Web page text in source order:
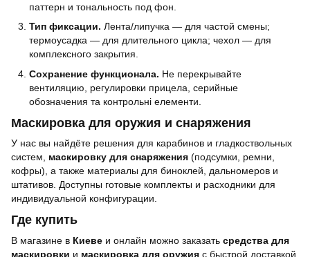
паттерн и тональность под фон.
Тип фиксации. Лента/липучка — для частой смены;
термоусадка — для длительного цикла; чехол — для
комплексного закрытия.
Сохранение функционала. Не перекрывайте
вентиляцию, регулировки прицела, серийные
обозначения та контрольні елементи.
Маскировка для оружия и снаряжения
У нас вы найдёте решения для карабинов и гладкоствольных
систем, маскировку для снаряжения (подсумки, ремни,
кофры), а также материалы для биноклей, дальномеров и
штативов. Доступны готовые комплекты и расходники для
индивидуальной конфигурации.
Где купить
В магазине в Киеве и онлайн можно заказать средства для
маскировки и маскировка для оружия с быстрой доставкой